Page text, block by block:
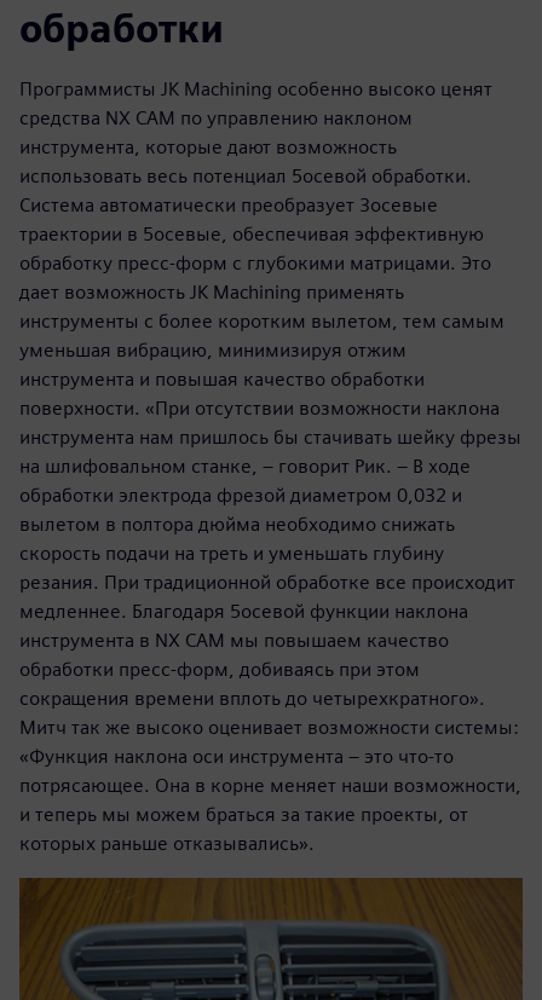
обработки
Программисты JK Machining особенно высоко ценят
средства NX CAM по управлению наклоном
инструмента, которые дают возможность
использовать весь потенциал 5­осевой обработки.
Система автоматически преобразует 3­осевые
траектории в 5­осевые, обеспечивая эффективную
обработку пресс-форм с глубокими матрицами. Это
дает возможность JK Machining применять
инструменты с более коротким вылетом, тем самым
уменьшая вибрацию, минимизируя отжим
инструмента и повышая качество обработки
поверхности. «При отсутствии возможности наклона
инструмента нам пришлось бы стачивать шейку фрезы
на шлифовальном станке, – говорит Рик. – В ходе
обработки электрода фрезой диаметром 0,032 и
вылетом в полтора дюйма необходимо снижать
скорость подачи на треть и уменьшать глубину
резания. При традиционной обработке все происходит
медленнее. Благодаря 5­осевой функции наклона
инструмента в NX CAM мы повышаем качество
обработки пресс-форм, добиваясь при этом
сокращения времени вплоть до четырехкратного».
Митч так же высоко оценивает возможности системы:
«Функция наклона оси инструмента – это что-то
потрясающее. Она в корне меняет наши возможности,
и теперь мы можем браться за такие проекты, от
которых раньше отказывались».